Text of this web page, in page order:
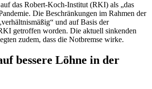
das Robert-Koch-Institut (RKI) als „das
Die Beschränkungen im Rahmen der
und auf Basis der
getroffen worden. Die aktuell sinkenden
zudem, dass die Notbremse wirke.
bessere Löhne in der